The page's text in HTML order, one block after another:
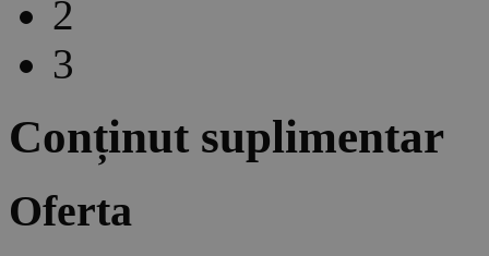
2
3
Conținut suplimentar
Oferta